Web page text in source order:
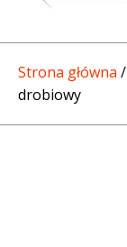
Strona główna /
drobiowy